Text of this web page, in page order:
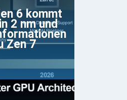
6 kommt
2 nm und
Zen 7